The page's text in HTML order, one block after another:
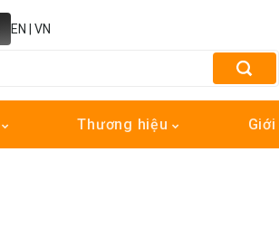
EN VN
Thương hiệu